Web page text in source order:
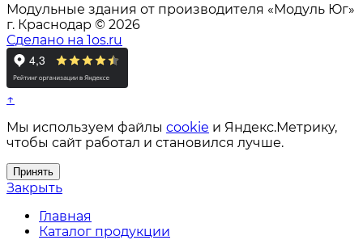
Модульные здания от производителя «Модуль Юг»
г. Краснодар © 2026
Сделано на 1os.ru
↑
Мы используем файлы cookie и Яндекс.Метрику,
чтобы сайт работал и становился лучше.
Принять
Закрыть
Главная
Каталог продукции